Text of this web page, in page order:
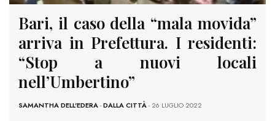
Bari, il caso della “mala movida”
arriva in Prefettura. I residenti:
“Stop a nuovi locali
nell’Umbertino”
SAMANTHA DELL'EDERA-DALLA CITTÀ- 26 LUGLIO 2022